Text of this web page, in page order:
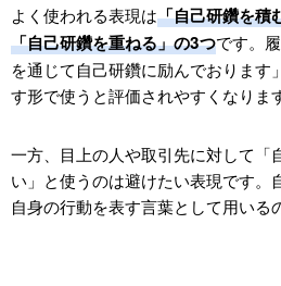
NG例｜企業が評価しづらい自
係／継続性不明／成果が示せな
履歴書・職務経歴書での自己研
評価される書き方の3原則｜「
「行動・成果・再現性」
NG例とOK例の対比で見る違い
よく使われる表現は「自己研鑽を積
「自己研鑽を重ねる」の3つです。
を通じて自己研鑽に励んでおります
す形で使うと評価されやすくなります
一方、目上の人や取引先に対して「
い」と使うのは避けたい表現です。
自身の行動を表す言葉として用いる